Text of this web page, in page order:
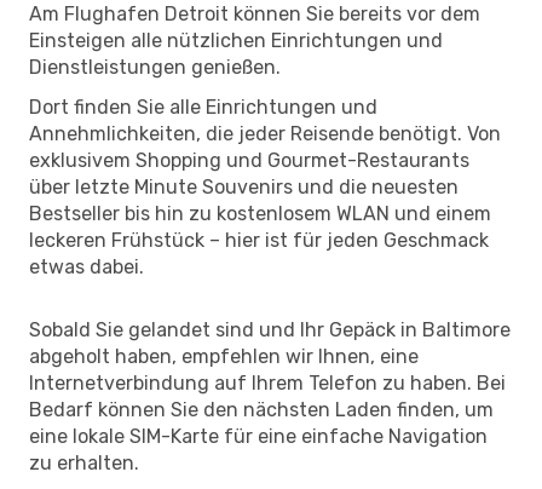
Am Flughafen Detroit können Sie bereits vor dem
Einsteigen alle nützlichen Einrichtungen und
Dienstleistungen genießen.
Dort finden Sie alle Einrichtungen und
Annehmlichkeiten, die jeder Reisende benötigt. Von
exklusivem Shopping und Gourmet-Restaurants
über letzte Minute Souvenirs und die neuesten
Bestseller bis hin zu kostenlosem WLAN und einem
leckeren Frühstück – hier ist für jeden Geschmack
etwas dabei.
Sobald Sie gelandet sind und Ihr Gepäck in Baltimore
abgeholt haben, empfehlen wir Ihnen, eine
Internetverbindung auf Ihrem Telefon zu haben. Bei
Bedarf können Sie den nächsten Laden finden, um
eine lokale SIM-Karte für eine einfache Navigation
zu erhalten.